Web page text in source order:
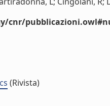
cnr/
(Rivista)